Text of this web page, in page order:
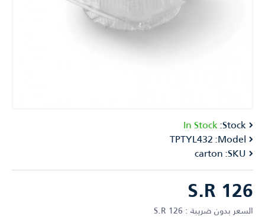
Stock:
In Stock
Model:
TPTYL432
SKU:
carton
S.R 126
السعر بدون ضريبة : S.R 126